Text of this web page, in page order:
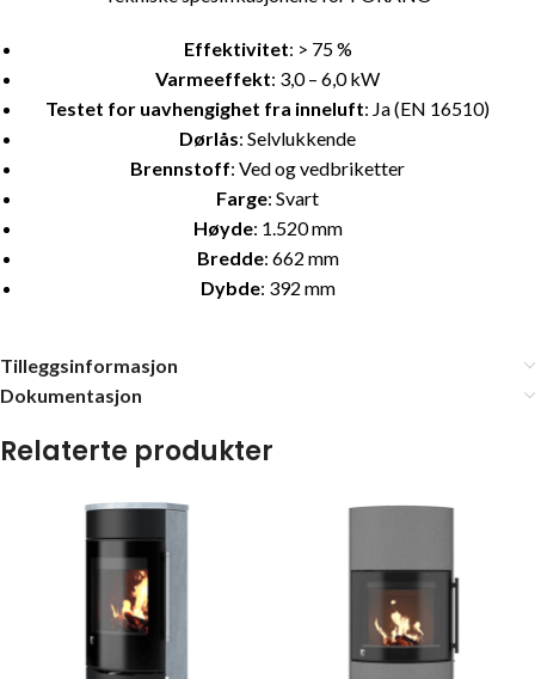
Effektivitet: > 75 %
Varmeeffekt: 3,0 – 6,0 kW
Testet for uavhengighet fra inneluft: Ja (EN 16510)
Dørlås: Selvlukkende
Brennstoff: Ved og vedbriketter
Farge: Svart
Høyde: 1.520 mm
Bredde: 662 mm
Dybde: 392 mm
Tilleggsinformasjon
Dokumentasjon
Relaterte produkter